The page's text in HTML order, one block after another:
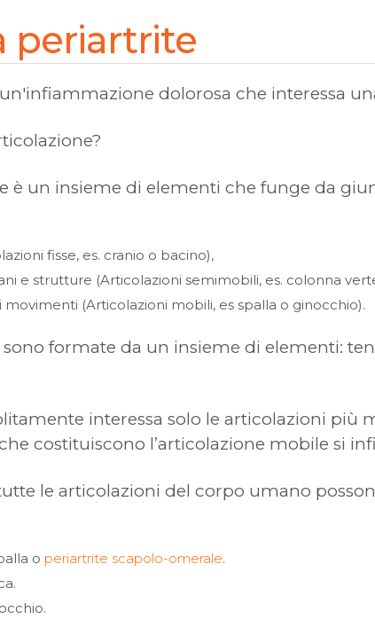
periartrite
dolorosa che interessa
è un insieme di elementi che funge da
fisse, es. cranio o bacino),
e strutture (Articolazioni semimobili, es. colonna
(Articolazioni mobili, es spalla o ginocchio).
formate da un insieme di elementi:
interessa solo le articolazioni più
costituiscono l’articolazione mobile si
le articolazioni del corpo umano
o periartrite scapolo-omerale.